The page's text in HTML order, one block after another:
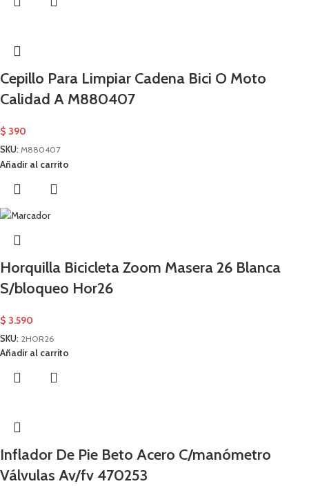
Cepillo Para Limpiar Cadena Bici O Moto
Calidad A M880407
$ 390
SKU: M880407
Añadir al carrito
Horquilla Bicicleta Zoom Masera 26 Blanca
S/bloqueo Hor26
$ 3.590
SKU: 2HOR26
Añadir al carrito
Inflador De Pie Beto Acero C/manómetro
Válvulas Av/fv 470253